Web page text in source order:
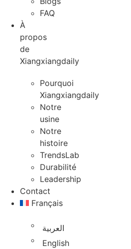
FAQ
À
propos
de
Xiangxiangdaily
Pourquoi
Xiangxiangdaily
Notre
usine
Notre
histoire
TrendsLab
Durabilité
Leadership
Contact
Français
العربية
English